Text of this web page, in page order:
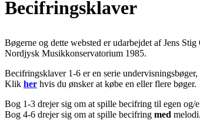
Becifringsklaver
Bøgerne og dette websted er udarbejdet af Jens
Nordjysk Musikkonservatorium 1985.
Becifringsklaver 1-6 er en serie
Klik her hvis du ønsker at købe en eller flere bøger.
Bog 1-3 drejer sig om at spille becifring til egen og/
Bog 4-6 drejer sig om at spille becifring med melodi.